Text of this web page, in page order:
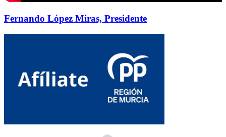
Fernando López Miras, Presidente